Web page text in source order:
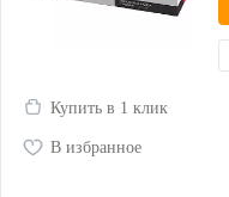
Купить в 1 клик
В избранное